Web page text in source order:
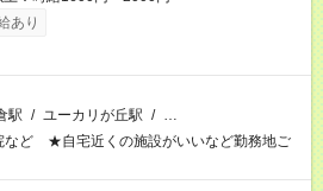
あり
駅 / ユーカリが丘駅 / …
など ★自宅近くの施設がいいなど勤務地ご